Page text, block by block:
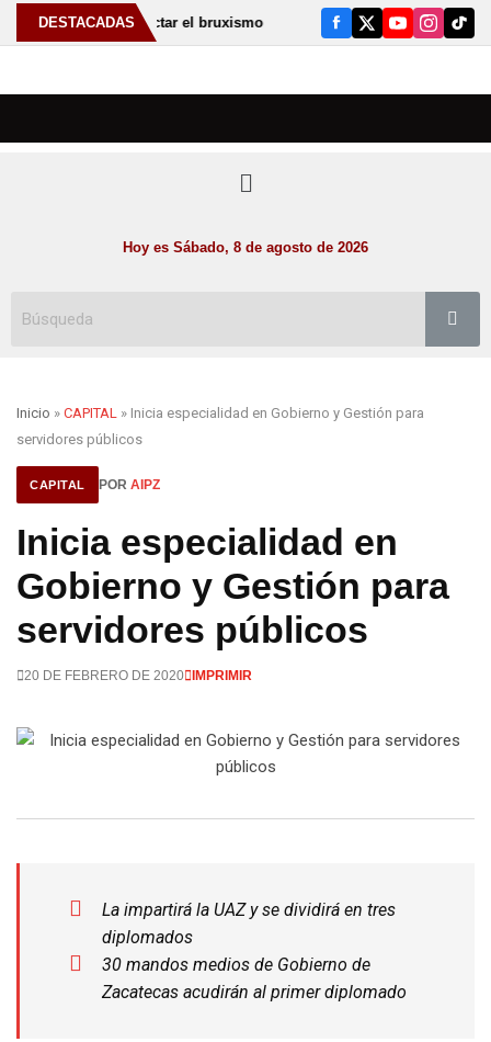
DESTACADAS
ayudar a detectar el bruxismo Anuncia Gobernador David
Hoy es Sábado, 8 de agosto de 2026
Inicio » CAPITAL » Inicia especialidad en Gobierno y Gestión para
servidores públicos
CAPITAL POR AIPZ
Inicia especialidad en
Gobierno y Gestión para
servidores públicos
20 DE FEBRERO DE 2020 IMPRIMIR
La impartirá la UAZ y se dividirá en tres
diplomados
30 mandos medios de Gobierno de
Zacatecas acudirán al primer diplomado